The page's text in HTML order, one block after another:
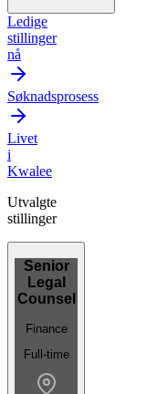
Ledige
stillinger
nå
Søknadsprosess
Livet
i
Kwalee
Utvalgte
stillinger
Senior
Legal
Counsel
Finance
Full-time